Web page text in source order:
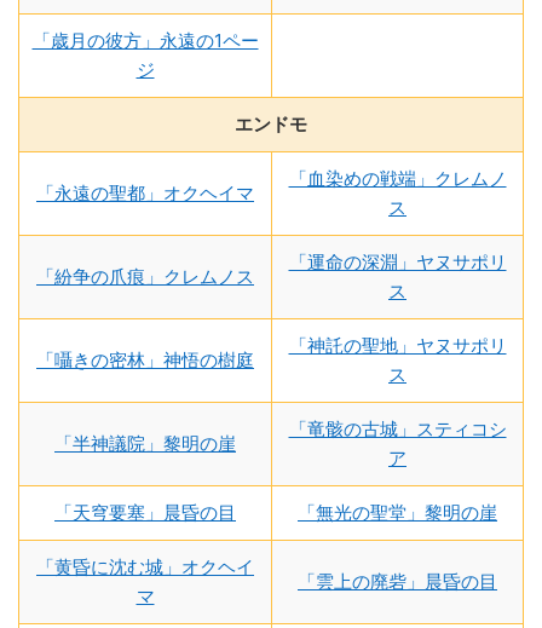
「歳月の彼方」永遠の1ペー
ジ
エンドモ
「永遠の聖都」オクヘイマ
「血染めの戦端」クレムノ
ス
「紛争の爪痕」クレムノス
「運命の深淵」ヤヌサポリ
ス
「囁きの密林」神悟の樹庭
「神託の聖地」ヤヌサポリ
ス
「半神議院」黎明の崖
「竜骸の古城」スティコシ
ア
「天穹要塞」晨昏の目 「無光の聖堂」黎明の崖
「黄昏に沈む城」オクヘイ
マ
「雲上の廃砦」晨昏の目